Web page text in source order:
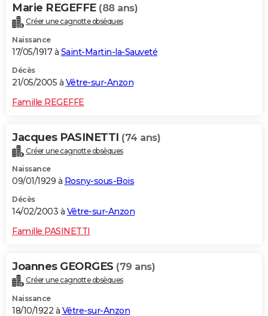
Marie REGEFFE (88 ans)
Créer une cagnotte obsèques
Naissance
17/05/1917 à Saint-Martin-la-Sauveté
Décès
21/05/2005 à Vêtre-sur-Anzon
Famille REGEFFE
Jacques PASINETTI (74 ans)
Créer une cagnotte obsèques
Naissance
09/01/1929 à Rosny-sous-Bois
Décès
14/02/2003 à Vêtre-sur-Anzon
Famille PASINETTI
Joannes GEORGES (79 ans)
Créer une cagnotte obsèques
Naissance
18/10/1922 à Vêtre-sur-Anzon